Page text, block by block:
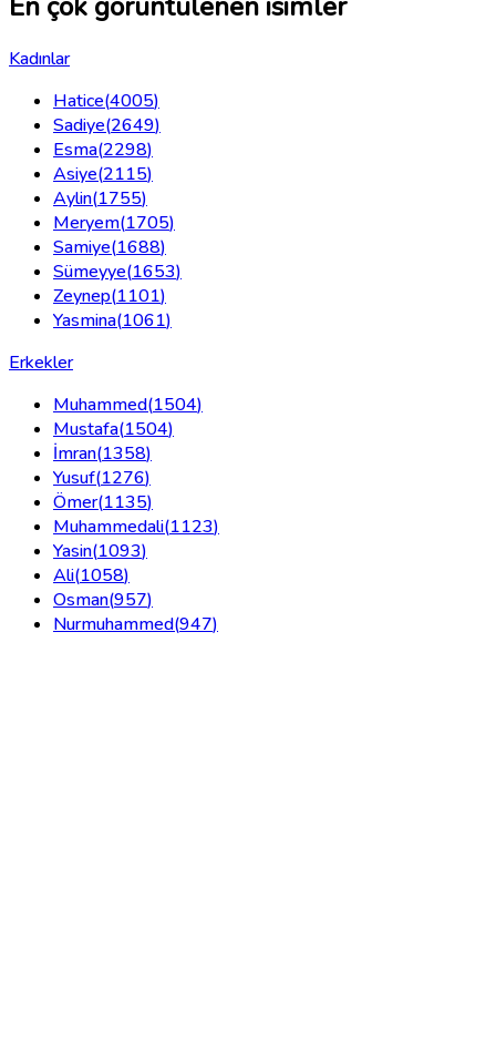
Kadınlar
Hatice(4005)
Sadiye(2649)
Esma(2298)
Asiye(2115)
Aylin(1755)
Meryem(1705)
Samiye(1688)
Sümeyye(1653)
Zeynep(1101)
Yasmina(1061)
Erkekler
Muhammed(1504)
Mustafa(1504)
İmran(1358)
Yusuf(1276)
Ömer(1135)
Muhammedali(1123)
Yasin(1093)
Ali(1058)
Osman(957)
Nurmuhammed(947)